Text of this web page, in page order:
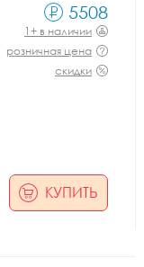
5508
1+ в наличии
розничная цена
скидки
КУПИТЬ